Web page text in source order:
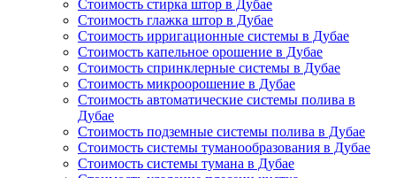
Стоимость стирка штор в Дубае
Стоимость глажка штор в Дубае
Стоимость ирригационные системы в Дубае
Стоимость капельное орошение в Дубае
Стоимость спринклерные системы в Дубае
Стоимость микроорошение в Дубае
Стоимость автоматические системы полива в
Дубае
Стоимость подземные системы полива в Дубае
Стоимость системы туманообразования в Дубае
Стоимость системы тумана в Дубае